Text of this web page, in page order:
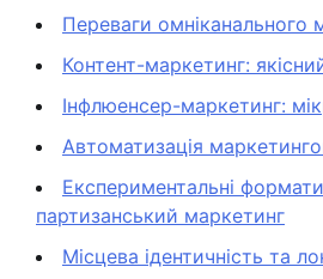
Переваги омніканального
Контент-маркетинг:
Інфлюенсер-маркетинг:
Автоматизація
Експериментальні
партизанський маркетинг
Місцева ідентичність та